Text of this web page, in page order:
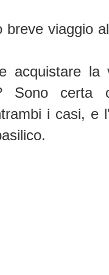
breve viaggio
acquistare la
Sono
i casi, e